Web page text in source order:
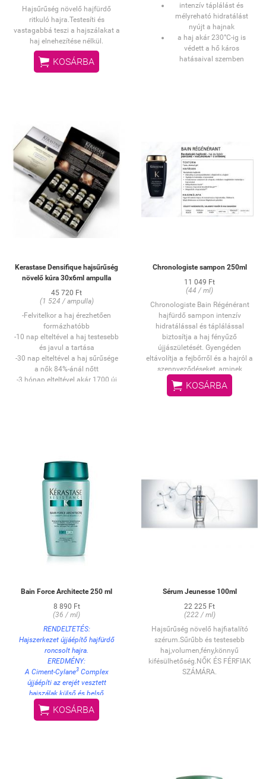
Hajsűrűség növelő hajfürdő
ritkuló hajra.Testesíti és
vastagabbá teszi a hajszálakat a
haj elnehezítése nélkül.
 KOSÁRBA
intenzív táplálást és
mélyreható hidratálást
nyújt a hajnak
a haj akár 230°C-ig is
védett a hő káros
hatásaival szemben
Kerastase Densifique hajsűrűség
növelő kúra 30x6ml ampulla
45 720 Ft
(1 524 / ampulla)
-Felvitelkor a haj érezhetően
formázhatóbb
-10 nap elteltével a haj testesebb
és javul a tartása
-30 nap elteltével a haj sűrűsége
a nők 84%-ánál nőtt
-3 hónap elteltével akár 1700 új
Chronologiste sampon 250ml
11 049 Ft
(44 / ml)
Chronologiste Bain Régénérant
hajfürdő sampon intenzív
hidratálással és táplálással
biztosítja a haj fényűző
újjászületését. Gyengéden
eltávolítja a fejbőrről és a hajról a
szennyeződéseket, aminek
köszönhetően a haj ellenállóvá,
ragyogóan fényessé és selymes
 KOSÁRBA
Bain Force Architecte 250 ml
8 890 Ft
(36 / ml)
RENDELTETÉS:
Hajszerkezet újjáépítő hajfürdő
roncsolt hajra.
EREDMÉNY:
A Ciment-Cylane3Complex
újjáépíti az erejét vesztett
hajszálak külső és belső
szerkezetét, ezáltal helyreállítja a
haj felépítését, és visszaadja
 KOSÁRBA
Sérum Jeunesse 100ml
22 225 Ft
(222 / ml)
Hajsűrűség növelő hajfiatalító
szérum.Sűrűbb és testesebb
haj,volumen,fény,könnyű
kifésülhetőség.NŐK ÉS FÉRFIAK
SZÁMÁRA.